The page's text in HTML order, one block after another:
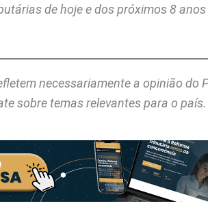
de hoje e dos próximos 8
necessariamente a opinião do
sobre temas relevantes para o país.